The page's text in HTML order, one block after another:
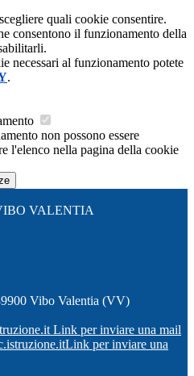
quali cookie consentire.
consentono il funzionamento della
necessari al funzionamento potete
.
non possono essere
l'elenco nella pagina della cookie
VALENTIA
Vibo Valentia (VV)
Link per inviare una mail
Link per inviare una